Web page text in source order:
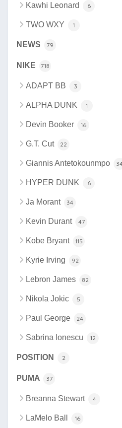
Kawhi Leonard 6
TWO WXY 1
NEWS 79
NIKE 718
ADAPT BB 3
ALPHA DUNK 1
Devin Booker 16
G.T. Cut 22
Giannis Antetokounmpo 34
HYPER DUNK 6
Ja Morant 34
Kevin Durant 47
Kobe Bryant 115
Kyrie Irving 92
Lebron James 82
Nikola Jokic 5
Paul George 24
Sabrina Ionescu 12
POSITION 2
PUMA 37
Breanna Stewart 4
LaMelo Ball 16